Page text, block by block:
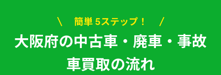
簡単 5ステップ！
大阪府の中古車・廃車・事故
車買取の流れ